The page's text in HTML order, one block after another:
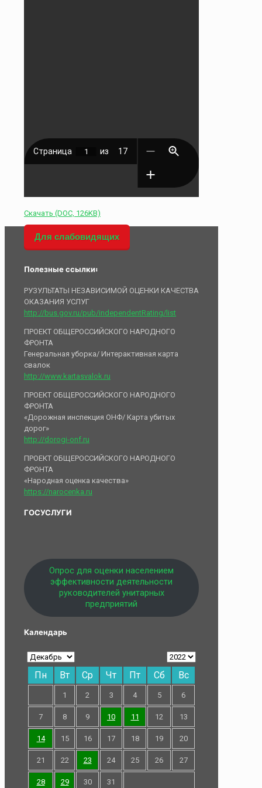
Скачать (DOC, 126KB)
Для слабовидящих
Полезные ссылки:
РУЗУЛЬТАТЫ НЕЗАВИСИМОЙ ОЦЕНКИ КАЧЕСТВА
ОКАЗАНИЯ УСЛУГ
http://bus.gov.ru/pub/independentRating/list
ПРОЕКТ ОБЩЕРОССИЙСКОГО НАРОДНОГО
ФРОНТА
Генеральная уборка/ Интерактивная карта
свалок
http://www.kartasvalok.ru
ПРОЕКТ ОБЩЕРОССИЙСКОГО НАРОДНОГО
ФРОНТА
«Дорожная инспекция ОНФ/ Карта убитых
дорог»
http://dorogi-onf.ru
ПРОЕКТ ОБЩЕРОССИЙСКОГО НАРОДНОГО
ФРОНТА
«Народная оценка качества»
https://narocenka.ru
ГОСУСЛУГИ
Опрос для оценки населением
эффективности деятельности
руководителей унитарных
предприятий
Календарь
Пн Вт Ср Чт Пт Сб Вс
1 2 3 4 5 6
7 8 9 10 11 12 13
14 15 16 17 18 19 20
21 22 23 24 25 26 27
28 29 30 31